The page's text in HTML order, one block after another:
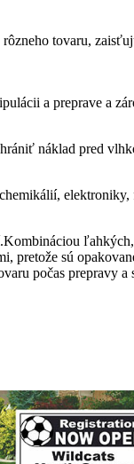
tovaru,
a preprave a
náklad pred
pretože sú
počas prepravy a